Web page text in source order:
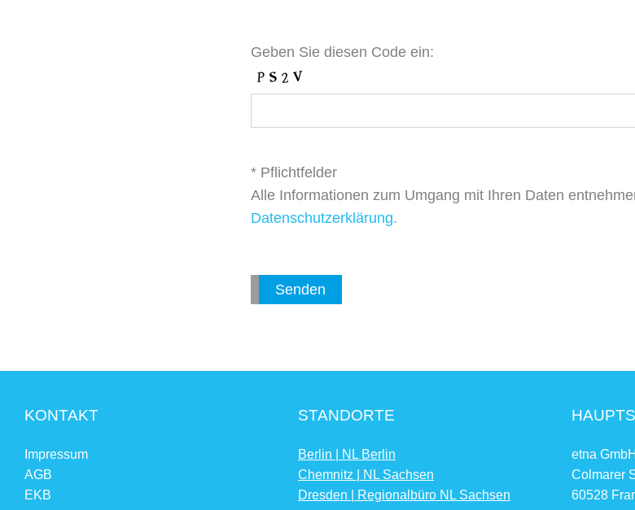
Geben Sie diesen Code ein:
* Pflichtfelder
Alle Informationen zum Umgang mit Ihren Daten
Datenschutzerklärung.
KONTAKT
Impressum
AGB
EKB
STANDORTE
Berlin | NL Berlin
Chemnitz | NL Sachsen
Dresden | Regionalbüro NL Sachsen
etna GmbH
Colmarer
60528